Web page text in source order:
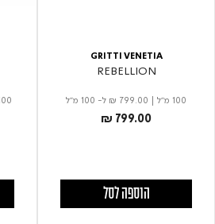
GRITTI VENETIA
REBELLION
100 מ"ל ₪ 799.00 ל- 100 מ"ל
₪ 799.00
הוספה לסל
100